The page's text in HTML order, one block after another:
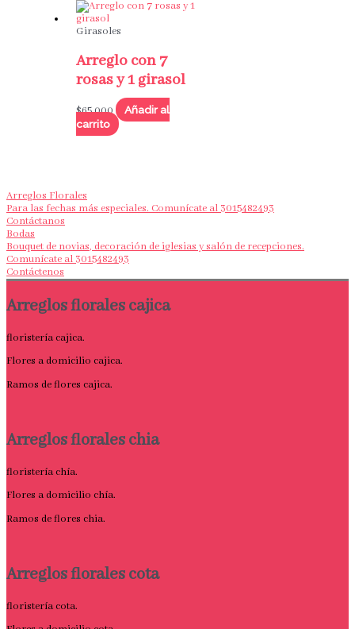
Girasoles
Arreglo con 7
rosas y 1 girasol
$65,000
Añadir al
carrito
Arreglos Florales
Para las fechas más especiales. Comunícate al 3015482493
Contáctanos
Bodas
Bouquet de novias, decoración de iglesias y salón de recepciones.
Comunícate al 3015482493
Contáctenos
Arreglos florales cajica
floristería cajica.
Flores a domicilio cajica.
Ramos de flores cajica.
Arreglos florales chia
floristería chía.
Flores a domicilio chía.
Ramos de flores chia.
Arreglos florales cota
floristería cota.